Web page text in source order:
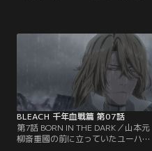
信も途絶えたかに思われたその時、
死神たちの声が聞こえてくる。怒声
や悲鳴、絶望に満ちた響きの中で、
一護の耳に届いた言葉は…。【提
供：バンダイチャンネル】
BLEACH 千年血戦篇 第07話
第7話 BORN IN THE DARK／山本元
柳斎重國の前に立っていたユーハバ